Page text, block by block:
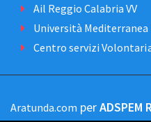
Ail Reggio Calabria VV
Università Mediterranea
Centro servizi
Aratunda.com perADSPEM